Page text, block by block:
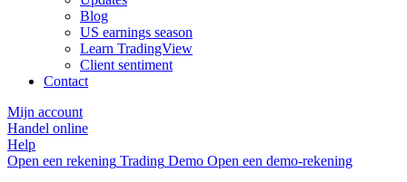
Blog
US earnings season
Learn TradingView
Client sentiment
Contact
Mijn account
Handel online
Help
Open een rekening Trading Demo Open een demo-rekening